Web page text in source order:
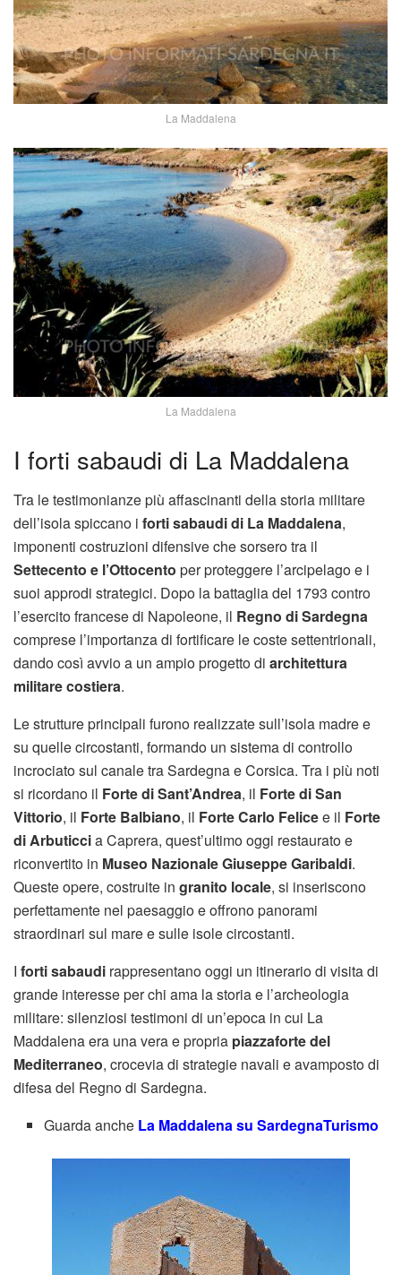
La Maddalena
La Maddalena
I forti sabaudi di La Maddalena
Tra le testimonianze più affascinanti della storia militare
dell’isola spiccano i forti sabaudi di La Maddalena,
imponenti costruzioni difensive che sorsero tra il
Settecento e l’Ottocento per proteggere l’arcipelago e i
suoi approdi strategici. Dopo la battaglia del 1793 contro
l’esercito francese di Napoleone, il Regno di Sardegna
comprese l’importanza di fortificare le coste settentrionali,
dando così avvio a un ampio progetto di architettura
militare costiera.
Le strutture principali furono realizzate sull’isola madre e
su quelle circostanti, formando un sistema di controllo
incrociato sul canale tra Sardegna e Corsica. Tra i più noti
si ricordano il Forte di Sant’Andrea, il Forte di San
Vittorio, il Forte Balbiano, il Forte Carlo Felicee il Forte
di Arbuticcia Caprera, quest’ultimo oggi restaurato e
riconvertito in Museo Nazionale Giuseppe Garibaldi.
Queste opere, costruite in granito locale, si inseriscono
perfettamente nel paesaggio e offrono panorami
straordinari sul mare e sulle isole circostanti.
I forti sabaudi rappresentano oggi un itinerario di visita di
grande interesse per chi ama la storia e l’archeologia
militare: silenziosi testimoni di un’epoca in cui La
Maddalena era una vera e propria piazzaforte del
Mediterraneo, crocevia di strategie navali e avamposto di
difesa del Regno di Sardegna.
Guarda anche La Maddalena su SardegnaTurismo